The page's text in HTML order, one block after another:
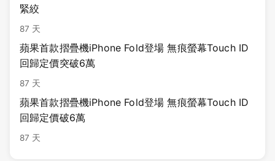
緊絞
87 天
蘋果首款摺疊機iPhone Fold登場 無痕螢幕Touch ID
回歸定價突破6萬
87 天
蘋果首款摺疊機iPhone Fold登場 無痕螢幕Touch ID
回歸定價破6萬
87 天